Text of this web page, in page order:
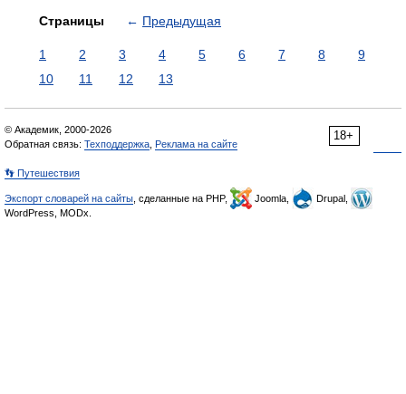
Страницы ← Предыдущая
1 2 3 4 5 6 7 8
9
10
11 12 13
18+
© Академик, 2000-2026
Обратная связь: Техподдержка Реклама на сайте
👣 Путешествия
Экспорт словарей на сайты , сделанные на PHP, Joomla,
Drupal,
WordPress, MODx.